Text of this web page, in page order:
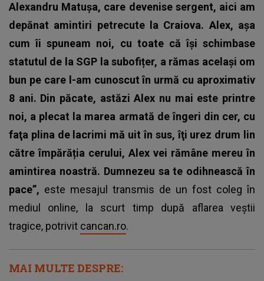
Alexandru Matușa, care devenise sergent, aici am
depănat amintiri petrecute la Craiova. Alex, aşa
cum îi spuneam noi, cu toate că își schimbase
statutul de la SGP la subofițer, a rămas același om
bun pe care l-am cunoscut în urmă cu aproximativ
8 ani. Din păcate, astăzi Alex nu mai este printre
noi, a plecat la marea armată de îngeri din cer, cu
faţa plina de lacrimi mă uit în sus, îţi urez drum lin
către împărăția cerului, Alex vei rămâne mereu în
amintirea noastră. Dumnezeu sa te odihnească în
pace”, este mesajul transmis de un fost coleg în
mediul online, la scurt timp după aflarea veștii
tragice, potrivit cancan.ro.
MAI MULTE DESPRE: